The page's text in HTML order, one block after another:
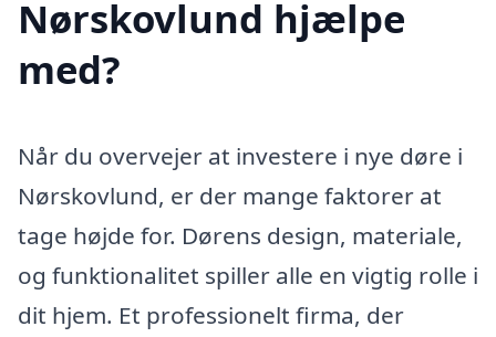
Nørskovlund hjælpe
med?
Når du overvejer at investere i nye døre i
Nørskovlund, er der mange faktorer at
tage højde for. Dørens design, materiale,
og funktionalitet spiller alle en vigtig rolle i
dit hjem. Et professionelt firma, der